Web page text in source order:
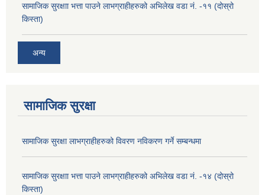
सामाजिक सुरक्षाा भत्ता पाउने लाभग्राहीहरुको अभिलेख वडा नं. -११ (दोस्रो
किस्ता)
अन्य
सामाजिक सुरक्षा
सामाजिक सुरक्षा लाभग्राहीहरुको विवरण नविकरण गर्ने सम्बन्धमा
सामाजिक सुरक्षाा भत्ता पाउने लाभग्राहीहरुको अभिलेख वडा नं. -१४ (दोस्रो
किस्ता)